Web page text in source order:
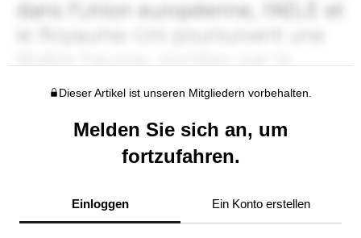
Dieser Artikel ist unseren Mitgliedern vorbehalten.
Melden Sie sich an, um
fortzufahren.
Einloggen Ein Konto erstellen